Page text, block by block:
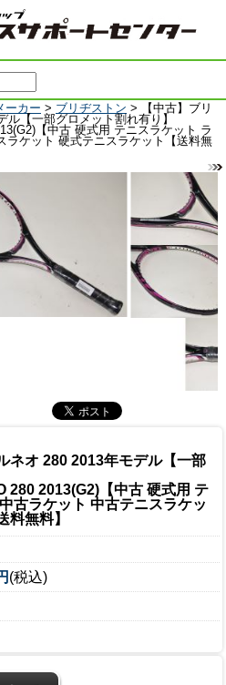
ーカー > ブリヂストン > 【中古】ブリ
【一部グロメット割れ有り】
【中古 硬式用 テニスラケット ラ
ラケット 硬式テニスラケット【送料無
ネオ 280 2013年モデル【一部
280 2013(G2)【中古 硬式用 テ
古ラケット 中古テニスラケッ
料無料】
(税込)